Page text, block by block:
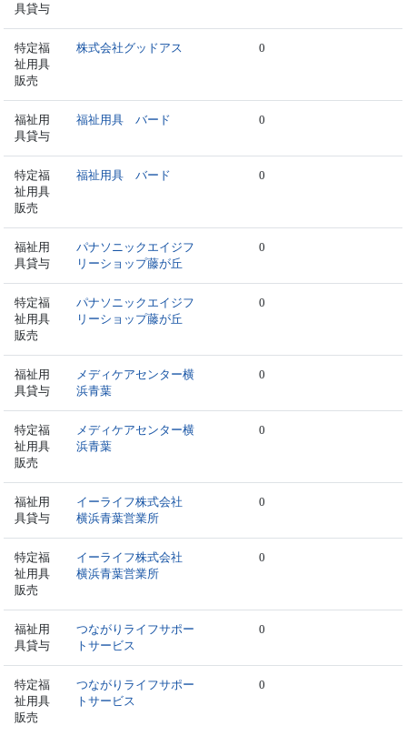
具貸与
特定福
祉用具
販売
株式会社グッドアス 0
福祉用
具貸与
福祉用具 バード 0
特定福
祉用具
販売
福祉用具 バード 0
福祉用
具貸与
パナソニックエイジフ
リーショップ藤が丘
0
特定福
祉用具
販売
パナソニックエイジフ
リーショップ藤が丘
0
福祉用
具貸与
メディケアセンター横
浜青葉
0
特定福
祉用具
販売
メディケアセンター横
浜青葉
0
福祉用
具貸与
イーライフ株式会社
横浜青葉営業所
0
特定福
祉用具
販売
イーライフ株式会社
横浜青葉営業所
0
福祉用
具貸与
つながりライフサポー
トサービス
0
特定福
祉用具
販売
つながりライフサポー
トサービス
0